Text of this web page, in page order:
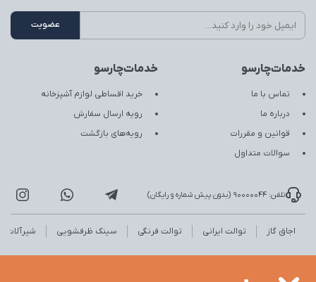
خدمات‌چارسو
تماس با ما
درباره ما
قوانین و مقررات
سوالات متداول
خدمات‌چارسو
خرید اقساطی لوازم آشپزخانه
رویه ارسال سفارش
رویه‌های بازگشت
تلفن: 90000044 (بدون پیش شماره و رایگان)
اجاق گاز توالت ایرانی توالت فرنگی سینک ظرفشویی شیرآلات